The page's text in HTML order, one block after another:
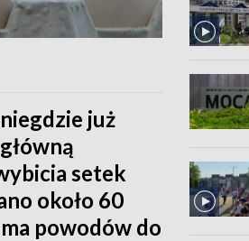
już
setek
około 60
powodów do